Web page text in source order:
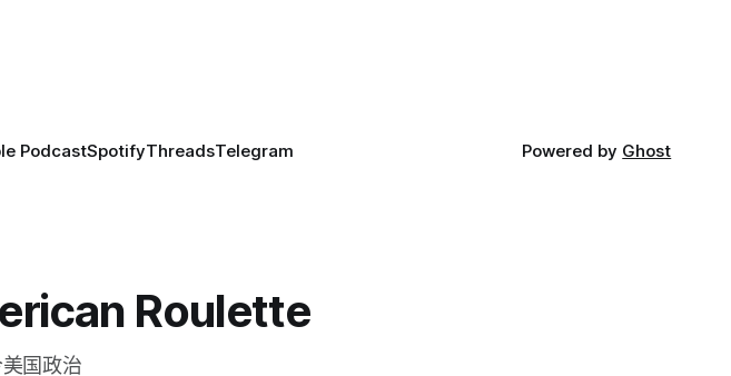
PodcastSpotifyThreadsTelegram Powered by Ghost
Roulette
国政治